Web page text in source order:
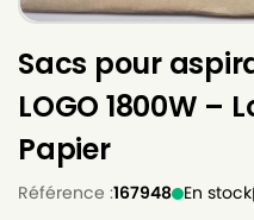
Sacs pour
LOGO 1800W –
Papier
Référence :167948 En stock